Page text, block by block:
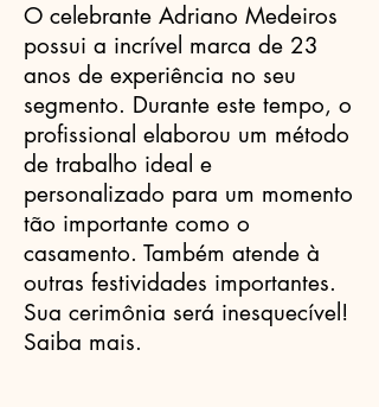
O celebrante Adriano Medeiros
possui a incrível marca de 23
anos de experiência no seu
segmento. Durante este tempo, o
profissional elaborou um método
de trabalho ideal e
personalizado para um momento
tão importante como o
casamento. Também atende à
outras festividades importantes.
Sua cerimônia será inesquecível!
Saiba mais.